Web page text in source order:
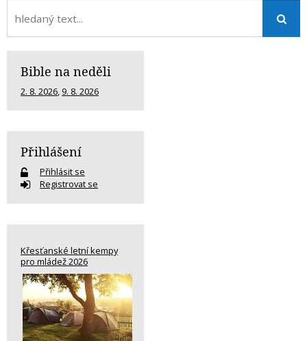
Bible na neděli
2. 8. 2026, 9. 8. 2026
Přihlášení
Přihlásit se
Registrovat se
Křesťanské letní kempy
pro mládež 2026